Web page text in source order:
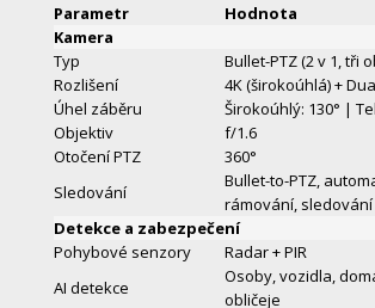
Parametr
Hodnota
Kamera
Typ
Bullet-PTZ (2 v 1, tři
Rozlišení
4K (širokoúhlá) +
Úhel záběru
Širokoúhlý: 130° |
Objektiv
f/1.6
Otočení PTZ
360°
Sledování
Bullet-to-PTZ,
rámování, sledování
Detekce a zabezpečení
Pohybové senzory
Radar + PIR
AI detekce
Osoby, vozidla,
obličeje